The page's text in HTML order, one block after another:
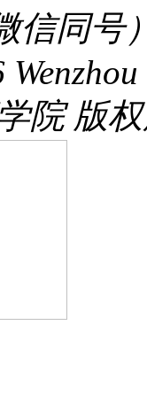
信同号
院 版